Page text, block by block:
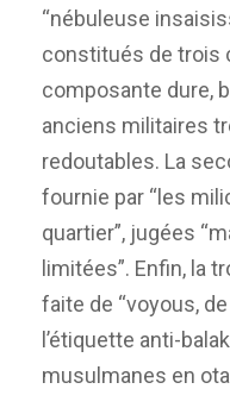
“nébuleuse
constitués de trois
composante dure,
anciens militaires
redoutables. La
fournie par “les
quartier”, jugées
limitées”. Enfin, la
faite de “voyous,
l’étiquette anti-
musulmanes en